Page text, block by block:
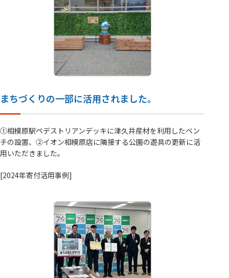
まちづくりの一部に活用されました。
①相模原駅ペデストリアンデッキに津久井産材を利用したベン
チの設置、②イオン相模原店に隣接する公園の遊具の更新に活
用いただきました。
[2024年寄付活用事例]